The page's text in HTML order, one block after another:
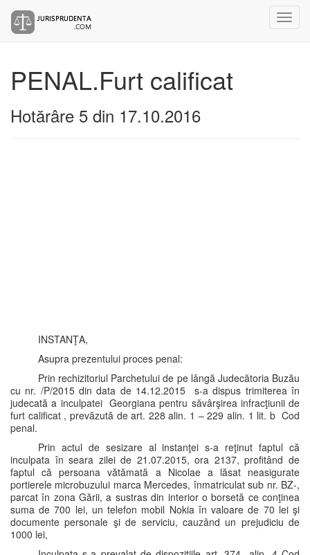
PENAL.Furt calificat
Hotărâre 5 din 17.10.2016
INSTANŢA,
Asupra prezentului proces penal:
Prin rechizitoriul Parchetului de pe lângă Judecătoria Buzău
cu nr. /P/2015 din data de 14.12.2015 s-a dispus trimiterea în
judecată a inculpatei Georgiana pentru săvârşirea infracţiunii de
furt calificat , prevăzută de art. 228 alin. 1 – 229 alin. 1 lit. b Cod
penal.
Prin actul de sesizare al instanţei s-a reţinut faptul că
inculpata în seara zilei de 21.07.2015, ora 2137, profitând de
faptul că persoana vătămată a Nicolae a lăsat neasigurate
portierele microbuzului marca Mercedes, înmatriculat sub nr. BZ-,
parcat în zona Gării, a sustras din interior o borsetă ce conţinea
suma de 700 lei, un telefon mobil Nokia în valoare de 70 lei şi
documente personale şi de serviciu, cauzând un prejudiciu de
1000 lei,